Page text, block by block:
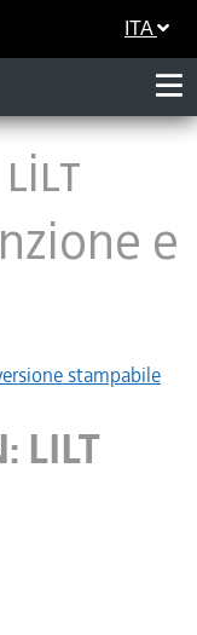
ITA
E
stampabile
LILT